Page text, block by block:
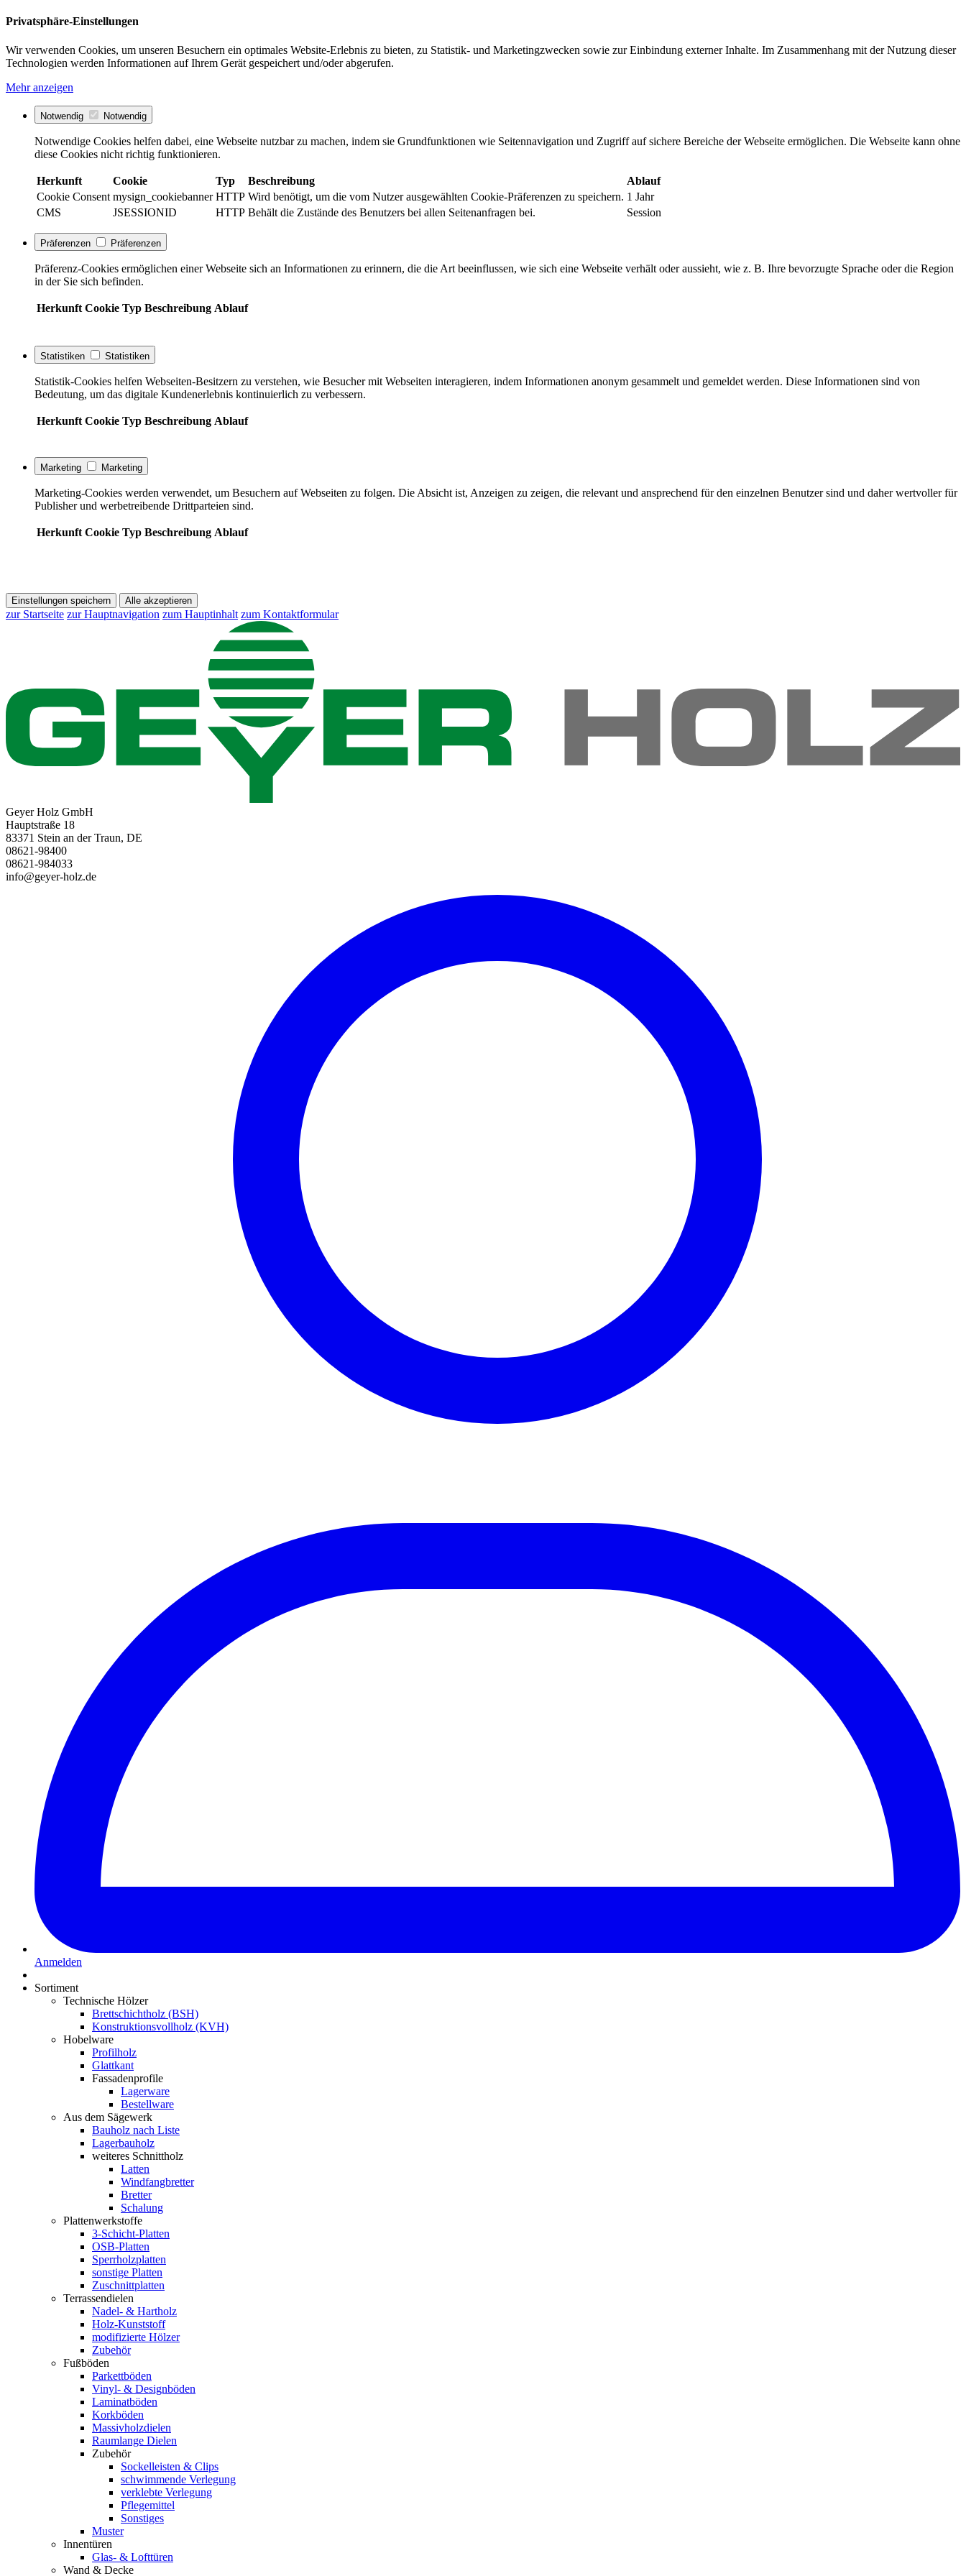
Privatsphäre-Einstellungen
Wir verwenden Cookies, um unseren Besuchern ein optimales Website-Erlebnis zu bieten, zu Statistik- und Marketingzwecken sowie zur Einbindung externer Inhalte. Im Zusammenhang mit der Nutzung dieser
Technologien werden Informationen auf Ihrem Gerät gespeichert und/oder abgerufen.
Mehr anzeigen
Notwendig Notwendig
Notwendige Cookies helfen dabei, eine Webseite nutzbar zu machen, indem sie Grundfunktionen wie Seitennavigation und Zugriff auf sichere Bereiche der Webseite ermöglichen. Die Webseite kann ohne
diese Cookies nicht richtig funktionieren.
Herkunft Cookie Typ Beschreibung
Ablauf
Cookie Consent mysign_cookiebanner HTTP Wird benötigt, um die vom Nutzer ausgewählten Cookie-Präferenzen zu speichern. 1 Jahr
CMS
JSESSIONID HTTP Behält die Zustände des Benutzers bei allen Seitenanfragen bei. Session
Präferenzen Präferenzen
Präferenz-Cookies ermöglichen einer Webseite sich an Informationen zu erinnern, die die Art beeinflussen, wie sich eine Webseite verhält oder aussieht, wie z. B. Ihre bevorzugte Sprache oder die Region
in der Sie sich befinden.
Herkunft Cookie Typ Beschreibung Ablauf
Statistiken Statistiken
Statistik-Cookies helfen Webseiten-Besitzern zu verstehen, wie Besucher mit Webseiten interagieren, indem Informationen anonym gesammelt und gemeldet werden. Diese Informationen sind von
Bedeutung, um das digitale Kundenerlebnis kontinuierlich zu verbessern.
Herkunft Cookie Typ Beschreibung Ablauf
Marketing Marketing
Marketing-Cookies werden verwendet, um Besuchern auf Webseiten zu folgen. Die Absicht ist, Anzeigen zu zeigen, die relevant und ansprechend für den einzelnen Benutzer sind und daher wertvoller für
Publisher und werbetreibende Drittparteien sind.
Herkunft Cookie Typ Beschreibung Ablauf
Einstellungen speichern Alle akzeptieren
zur Startseite zur Hauptnavigation zum Hauptinhalt zum Kontaktformular
Geyer Holz GmbH
Hauptstraße 18
83371 Stein an der Traun, DE
08621-98400
08621-984033
info@geyer-holz.de
Anmelden
Sortiment
Technische Hölzer
Brettschichtholz (BSH)
Konstruktionsvollholz (KVH)
Hobelware
Profilholz
Glattkant
Fassadenprofile
Lagerware
Bestellware
Aus dem Sägewerk
Bauholz nach Liste
Lagerbauholz
weiteres Schnittholz
Latten
Windfangbretter
Bretter
Schalung
Plattenwerkstoffe
3-Schicht-Platten
OSB-Platten
Sperrholzplatten
sonstige Platten
Zuschnittplatten
Terrassendielen
Nadel- & Hartholz
Holz-Kunststoff
modifizierte Hölzer
Zubehör
Fußböden
Parkettböden
Vinyl- & Designböden
Laminatböden
Korkböden
Massivholzdielen
Raumlange Dielen
Zubehör
Sockelleisten & Clips
schwimmende Verlegung
verklebte Verlegung
Pflegemittel
Sonstiges
Muster
Innentüren
Glas- & Lofttüren
Wand & Decke